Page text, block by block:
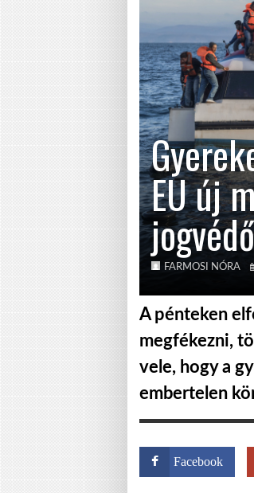
EU új
FARMOSI NÓRA
A pénteken
megfékezni,
vele, hogy a
embertelen
Facebook